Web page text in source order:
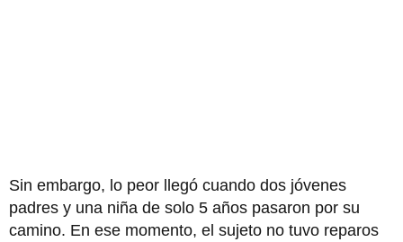
Sin embargo, lo peor llegó cuando dos jóvenes
padres y una niña de solo 5 años pasaron por su
camino. En ese momento, el sujeto no tuvo reparos